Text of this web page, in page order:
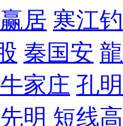
居 寒江
秦国安
牛家庄 孔
明 短线